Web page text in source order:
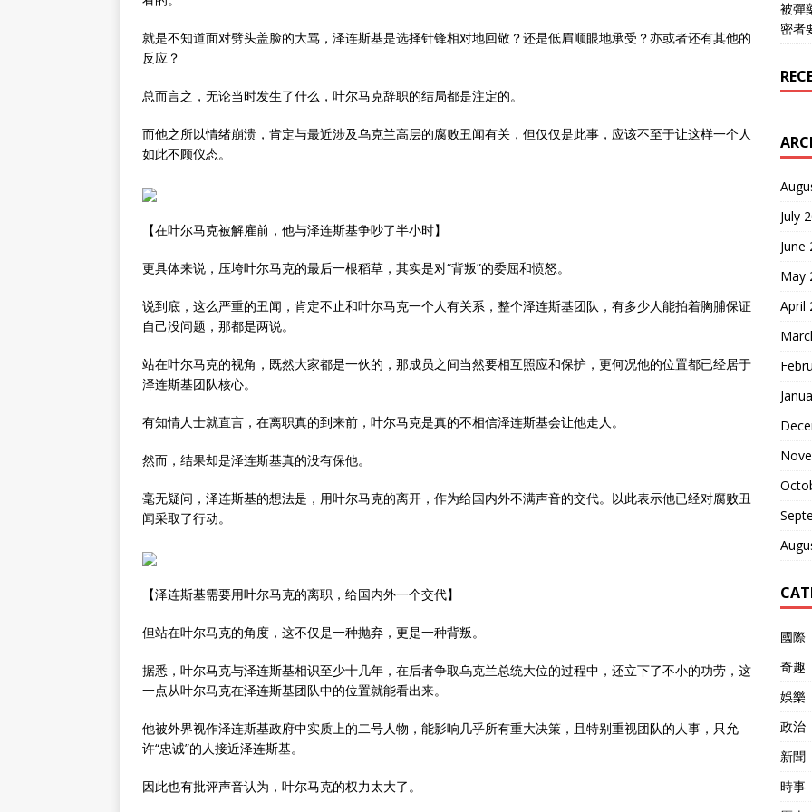
就是不知道面对劈头盖脸的大骂，泽连斯基是选择针锋相对地回敬？还是低眉顺眼地承受？亦或者还有其他的
反应？
总而言之，无论当时发生了什么，叶尔马克辞职的结局都是注定的。
而他之所以情绪崩溃，肯定与最近涉及乌克兰高层的腐败丑闻有关，但仅仅是此事，应该不至于让这样一个人
如此不顾仪态。
【在叶尔马克被解雇前，他与泽连斯基争吵了半小时】
更具体来说，压垮叶尔马克的最后一根稻草，其实是对“背叛”的委屈和愤怒。
说到底，这么严重的丑闻，肯定不止和叶尔马克一个人有关系，整个泽连斯基团队，有多少人能拍着胸脯保证
自己没问题，那都是两说。
站在叶尔马克的视角，既然大家都是一伙的，那成员之间当然要相互照应和保护，更何况他的位置都已经居于
泽连斯基团队核心。
有知情人士就直言，在离职真的到来前，叶尔马克是真的不相信泽连斯基会让他走人。
然而，结果却是泽连斯基真的没有保他。
毫无疑问，泽连斯基的想法是，用叶尔马克的离开，作为给国内外不满声音的交代。以此表示他已经对腐败丑
闻采取了行动。
【泽连斯基需要用叶尔马克的离职，给国内外一个交代】
但站在叶尔马克的角度，这不仅是一种抛弃，更是一种背叛。
据悉，叶尔马克与泽连斯基相识至少十几年，在后者争取乌克兰总统大位的过程中，还立下了不小的功劳，这
一点从叶尔马克在泽连斯基团队中的位置就能看出来。
他被外界视作泽连斯基政府中实质上的二号人物，能影响几乎所有重大决策，且特别重视团队的人事，只允
许“忠诚”的人接近泽连斯基。
因此也有批评声音认为，叶尔马克的权力太大了。
被彈
密者
July
June
May
April
國際
奇趣
娛樂
政治
新聞
時事